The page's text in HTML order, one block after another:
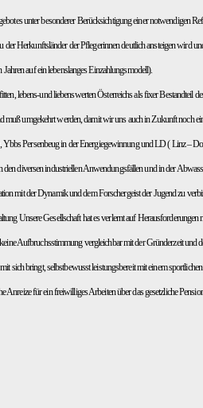
unter besonderer Berücksichtigung einer
der Herkunftsländer der Pflegerinnen deutlich ansteigen
auf ein lebenslanges Einzahlungsmodell).
lebens-und liebenswerten Österreichs als fixer
umgekehrt werden, damit wir uns auch in Zukunft noch
Persenbeug in der Energiegewinnung und LD ( Linz –
diversen industriellen Anwendungsfällen und in der
mit der Dynamik und dem Forschergeist der Jugend zu
Unsere Gesellschaft hat es verlernt auf
Aufbruchsstimmung vergleichbar mit der Gründerzeit und
sich bringt, selbstbewusst leistungsbereit mit einem
Anreize für ein freiwilliges Arbeiten über das gesetzliche